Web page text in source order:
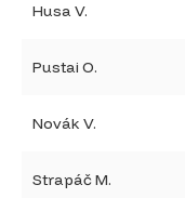
Husa V.
Pustai O.
Novák V.
Strapáč M.